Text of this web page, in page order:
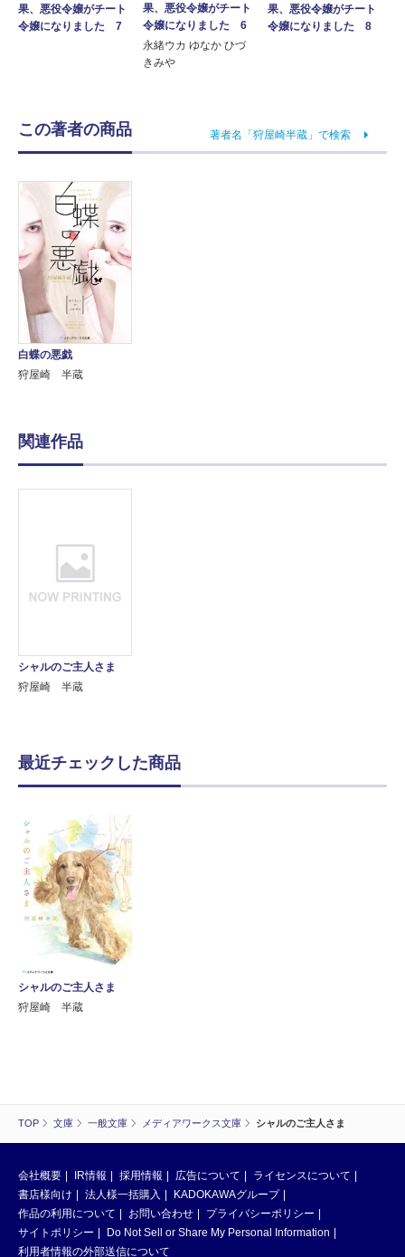
TOP 文庫 一般文庫 メディアワークス文庫 シャルのご主人さま
果、悪役令嬢がチート
令嬢になりました 7
果、悪役令嬢がチート
令嬢になりました 6
永緒ウカ ゆなか ひづ
きみや
果、悪役令嬢がチート
令嬢になりました 8
この著者の商品 著者名「狩屋崎半蔵」で検索
白蝶の悪戯
狩屋崎 半蔵
関連作品
シャルのご主人さま
狩屋崎 半蔵
最近チェックした商品
シャルのご主人さま
狩屋崎 半蔵
会社概要 IR情報 採用情報 広告について
ライセンスについて
書店様向け
法人様一括購入
KADOKAWAグループ
作品の利用について
お問い合わせ
プライバシーポリシー
サイトポリシー
Do Not Sell or Share My Personal Information
利用者情報の外部送信について